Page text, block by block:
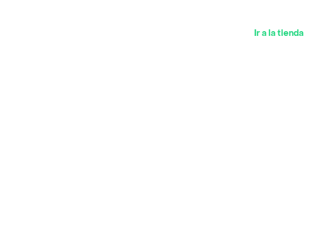
Ir a la tienda